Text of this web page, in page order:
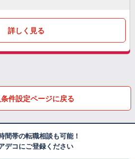
詳しく見る
件設定ページに戻る
間帯の転職相談も可能！
デコにご登録ください